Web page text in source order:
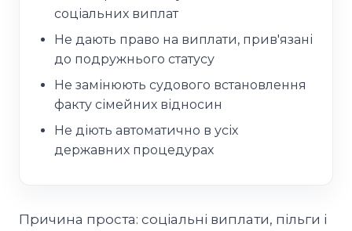
соціальних виплат
Не дають право на виплати, прив'язані
до подружнього статусу
Не замінюють судового встановлення
факту сімейних відносин
Не діють автоматично в усіх
державних процедурах
Причина проста: соціальні виплати, пільги і